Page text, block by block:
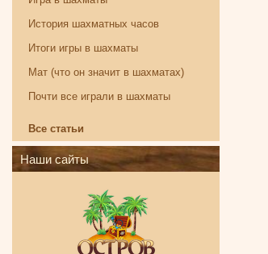
История шахматных часов
Итоги игры в шахматы
Мат (что он значит в шахматах)
Почти все играли в шахматы
Все статьи
Наши сайты